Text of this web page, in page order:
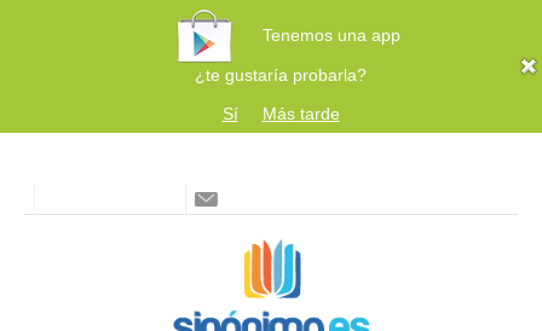
Tenemos una app
¿te gustaría probarla?
Sí
Más tarde